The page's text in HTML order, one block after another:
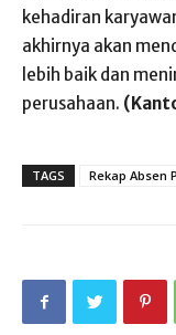
kehadiran
akhirnya akan
lebih baik dan
perusahaan.
TAGS Rekap Absen